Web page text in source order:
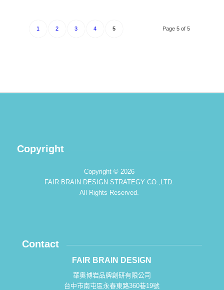
Page 5 of 5
1 2 3 4 5
Copyright
Copyright © 2026
FAIR BRAIN DESIGN STRATEGY CO.,LTD.
All Rights Reserved.
Contact
FAIR BRAIN DESIGN
華奧博岩品牌創研有限公司
台中市南屯區永春東路360巷19號